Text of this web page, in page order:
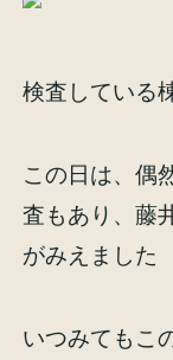
検査している
この日は、偶
査もあり、藤
がみえました
いつみてもこ
イベント情報